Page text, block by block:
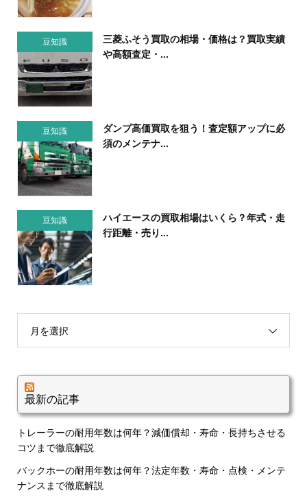
豆知識
三菱ふそう買取の相場・価格は？買取実績
や高額査定・...
豆知識
ダンプ高価買取を狙う！査定額アップに必
須のメンテナ...
豆知識
ハイエースの買取相場はいくら？年式・走
行距離・売り...
月を選択
最新の記事
トレーラーの耐用年数は何年？減価償却・寿命・長持ちさせる
コツまで徹底解説
バックホーの耐用年数は何年？法定年数・寿命・点検・メンテ
ナンスまで徹底解説